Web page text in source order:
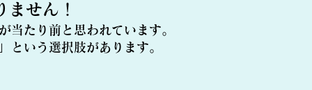
せん！
当たり前と思われています。
という選択肢があります。